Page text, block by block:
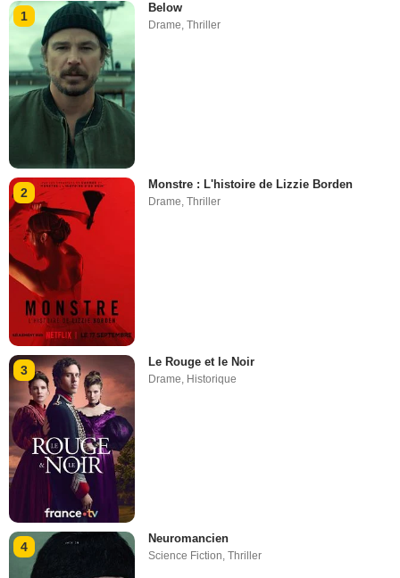
1
Below
Drame,Thriller
2
Monstre : L'histoire de Lizzie Borden
Drame,Thriller
3
Le Rouge et le Noir
Drame Historique
4
Neuromancien
Science Fiction,Thriller